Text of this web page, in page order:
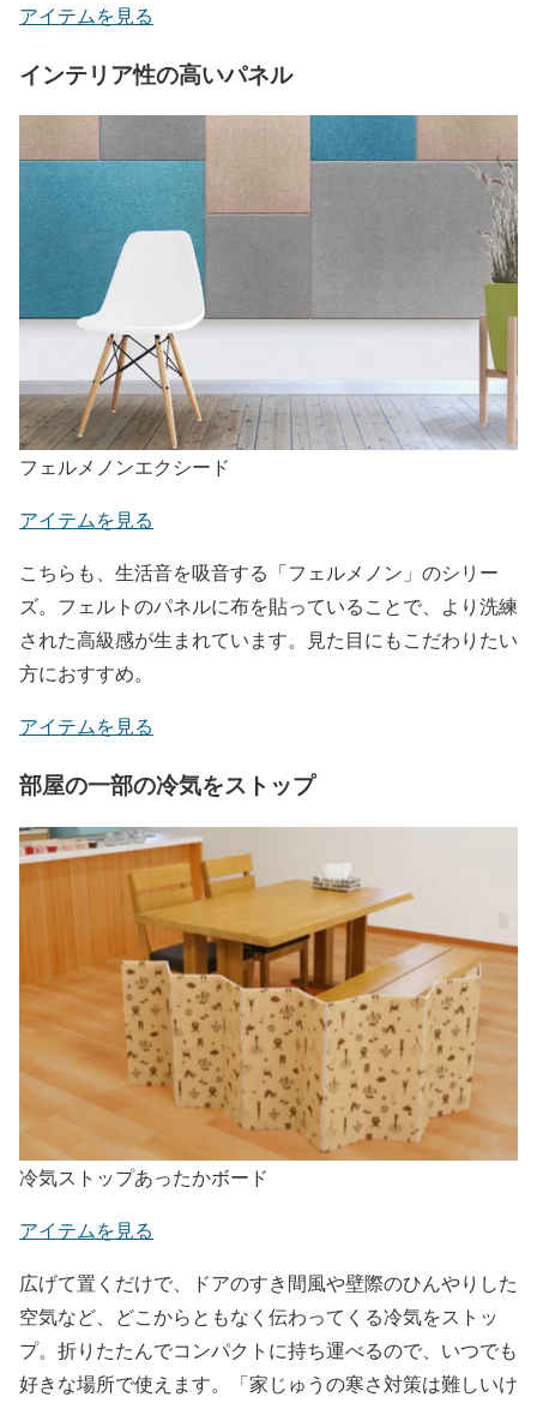
アイテムを見る
インテリア性の高いパネル
フェルメノンエクシード
アイテムを見る
こちらも、生活音を吸音する「フェルメノン」のシリー
ズ。フェルトのパネルに布を貼っていることで、より洗練
された高級感が生まれています。見た目にもこだわりたい
方におすすめ。
アイテムを見る
部屋の一部の冷気をストップ
冷気ストップあったかボード
アイテムを見る
広げて置くだけで、ドアのすき間風や壁際のひんやりした
空気など、どこからともなく伝わってくる冷気をストッ
プ。折りたたんでコンパクトに持ち運べるので、いつでも
好きな場所で使えます。「家じゅうの寒さ対策は難しいけ